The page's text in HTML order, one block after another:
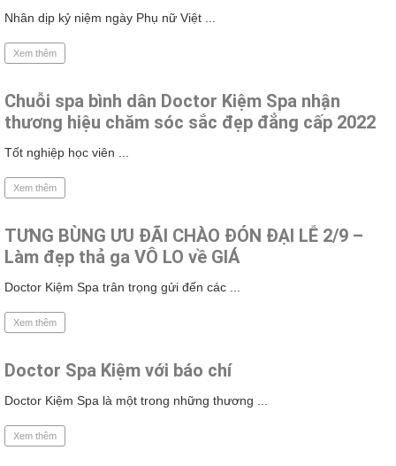
Nhân dịp kỷ niệm ngày Phụ nữ Việt ...
Xem thêm
Chuỗi spa bình dân Doctor Kiệm Spa nhận
thương hiệu chăm sóc sắc đẹp đẳng cấp 2022
Tốt nghiệp học viên ...
Xem thêm
TƯNG BÙNG ƯU ĐÃI CHÀO ĐÓN ĐẠI LỄ 2/9 –
Làm đẹp thả ga VÔ LO về GIÁ
Doctor Kiệm Spa trân trọng gửi đến các ...
Xem thêm
Doctor Spa Kiệm với báo chí
Doctor Kiệm Spa là một trong những thương ...
Xem thêm